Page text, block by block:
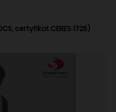
certyfikat CERES‑1725)